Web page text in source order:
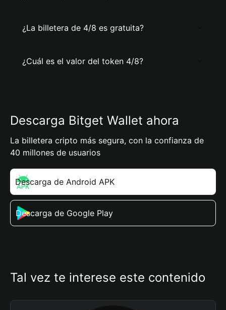
¿La billetera de 4/8 es gratuita?
¿Cuál es el valor del token 4/8?
Descarga Bitget Wallet ahora
La billetera cripto más segura, con la confianza de
40 millones de usuarios
Descarga de Android APK
Descarga de Google Play
Tal vez te interese este contenido